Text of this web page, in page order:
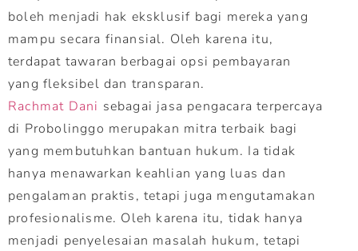
boleh menjadi hak eksklusif bagi mereka yang
mampu secara finansial. Oleh karena itu,
terdapat tawaran berbagai opsi pembayaran
yang fleksibel dan transparan.
Rachmat Dani sebagai jasa pengacara terpercaya
di Probolinggo merupakan mitra terbaik bagi
yang membutuhkan bantuan hukum. Ia tidak
hanya menawarkan keahlian yang luas dan
pengalaman praktis, tetapi juga mengutamakan
profesionalisme. Oleh karena itu, tidak hanya
menjadi penyelesaian masalah hukum, tetapi